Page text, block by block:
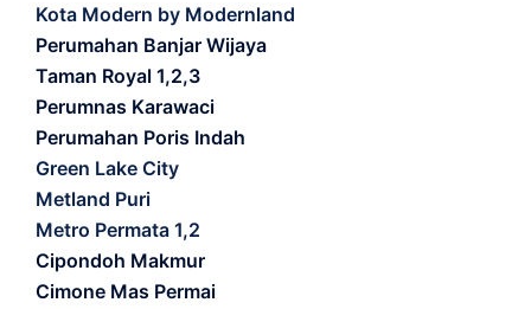
Kota Modern by Modernland
Perumahan Banjar Wijaya
Taman Royal 1,2,3
Perumnas Karawaci
Perumahan Poris Indah
Green Lake City
Metland Puri
Metro Permata 1,2
Cipondoh Makmur
Cimone Mas Permai